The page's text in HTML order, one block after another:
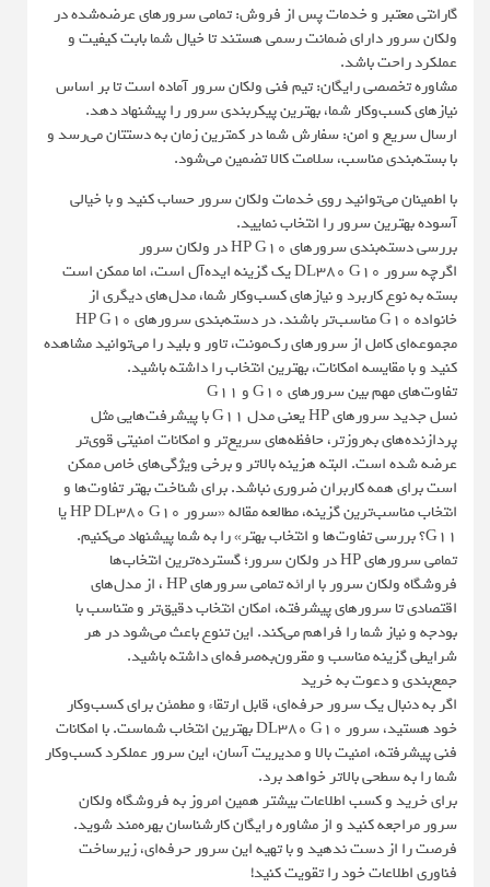
گارانتی معتبر و خدمات پس از فروش: تمامی سرورهای عرضه‌شده در
ولکان سرور دارای ضمانت رسمی هستند تا خیال شما بابت کیفیت و
عملکرد راحت باشد.
مشاوره تخصصی رایگان: تیم فنی ولکان سرور آماده است تا بر اساس
نیازهای کسب‌وکار شما، بهترین پیکربندی سرور را پیشنهاد دهد.
ارسال سریع و امن: سفارش شما در کمترین زمان به دستتان می‌رسد و
با بسته‌بندی مناسب، سلامت کالا تضمین می‌شود.
با اطمینان می‌توانید روی خدمات ولکان سرور حساب کنید و با خیالی
آسوده بهترین سرور را انتخاب نمایید.
بررسی دسته‌بندی سرورهای HP G10 در ولکان سرور
اگرچه سرور DL380 G10 یک گزینه ایده‌آل است، اما ممکن است
بسته به نوع کاربرد و نیازهای کسب‌وکار شما، مدل‌های دیگری از
خانواده G10 مناسب‌تر باشند. در دسته‌بندی سرورهای HP G10
مجموعه‌ای کامل از سرورهای رک‌مونت، تاور و بلید را می‌توانید مشاهده
کنید و با مقایسه امکانات، بهترین انتخاب را داشته باشید.
تفاوت‌های مهم بین سرورهای G10 و G11
نسل جدید سرورهای HP یعنی مدل G11 با پیشرفت‌هایی مثل
پردازنده‌های به‌روزتر، حافظه‌های سریع‌تر و امکانات امنیتی قوی‌تر
عرضه شده است. البته هزینه بالاتر و برخی ویژگی‌های خاص ممکن
است برای همه کاربران ضروری نباشد. برای شناخت بهتر تفاوت‌ها و
انتخاب مناسب‌ترین گزینه، مطالعه مقاله «سرور HP DL380 G10 یا
G11؟ بررسی تفاوت‌ها و انتخاب بهتر» را به شما پیشنهاد می‌کنیم.
تمامی سرورهای HP در ولکان سرور؛ گسترده‌ترین انتخاب‌ها
فروشگاه ولکان سرور با ارائه تمامی سرورهای HP ، از مدل‌های
اقتصادی تا سرورهای پیشرفته، امکان انتخاب دقیق‌تر و متناسب با
بودجه و نیاز شما را فراهم می‌کند. این تنوع باعث می‌شود در هر
شرایطی گزینه مناسب و مقرون‌به‌صرفه‌ای داشته باشید.
جمع‌بندی و دعوت به خرید
اگر به دنبال یک سرور حرفه‌ای، قابل ارتقاء و مطمئن برای کسب‌وکار
خود هستید، سرور DL380 G10 بهترین انتخاب شماست. با امکانات
فنی پیشرفته، امنیت بالا و مدیریت آسان، این سرور عملکرد کسب‌وکار
شما را به سطحی بالاتر خواهد برد.
برای خرید و کسب اطلاعات بیشتر همین امروز به فروشگاه ولکان
سرور مراجعه کنید و از مشاوره رایگان کارشناسان بهره‌مند شوید.
فرصت را از دست ندهید و با تهیه این سرور حرفه‌ای، زیرساخت
فناوری اطلاعات خود را تقویت کنید!